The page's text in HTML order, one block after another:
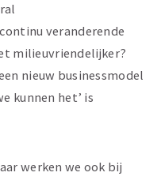
veranderende
milieuvriendelijker?
nieuw businessmodel
kunnen het’ is
werken we ook bij